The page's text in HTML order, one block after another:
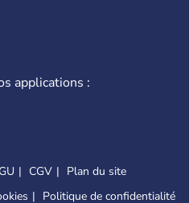
applications :
CGV
Plan du site
Politique de confidentialité